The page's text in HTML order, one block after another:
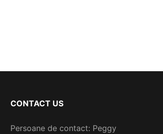
CONTACT US
Persoane de contact: Peggy